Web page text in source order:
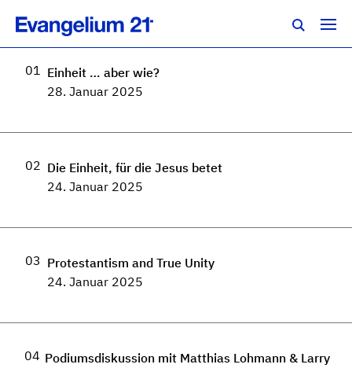
Regionalkonferenz Süd 2025
01 Einheit … aber wie?
28. Januar 2025
02 Die Einheit, für die Jesus betet
24. Januar 2025
03 Protestantism and True Unity
24. Januar 2025
04 Podiumsdiskussion mit Matthias Lohmann & Larry